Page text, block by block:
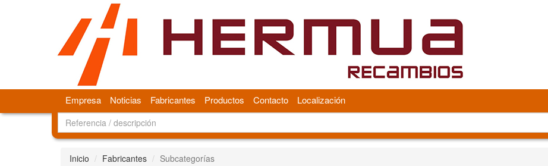
Empresa Noticias Fabricantes Productos Contacto Localización
Inicio Fabricantes Subcategorías